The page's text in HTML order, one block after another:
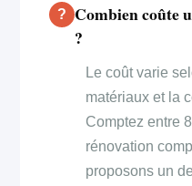
Combien coûte
?
Le coût varie
matériaux et la
Comptez entre
rénovation
proposons un